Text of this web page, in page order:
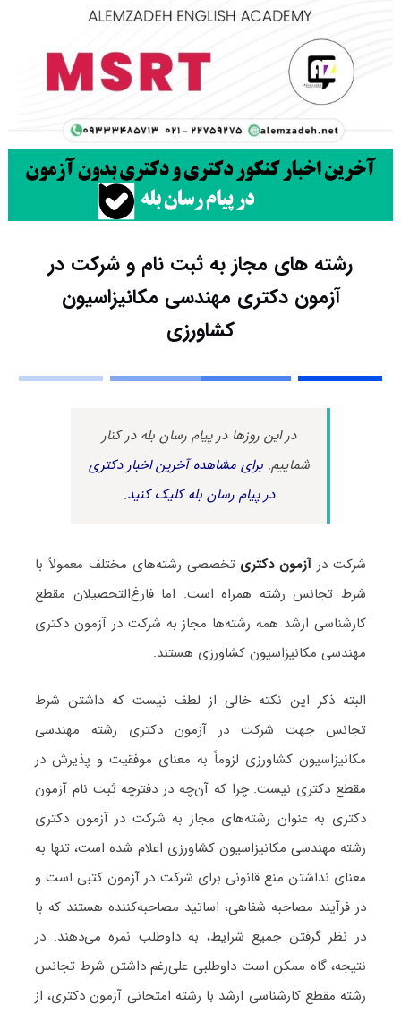
رشته های مجاز به ثبت نام و شرکت در
آزمون دکتری مهندسی مکانیزاسیون
کشاورزی
در این روزها در پیام رسان بله در کنار
شماییم.برای مشاهده آخرین اخبار دکتری
در پیام رسان بله کلیک کنید.
شرکت درآزمون دکتری تخصصی رشته‌های مختلف معمولاً با
شرط تجانس رشته همراه است. اما فارغ‌التحصیلان مقطع
کارشناسی ارشد همه رشته‌ها مجاز به شرکت در آزمون دکتری
مهندسی مکانیزاسیون کشاورزی هستند.
البته ذکر این نکته خالی از لطف نیست که داشتن شرط
تجانس جهت شرکت در آزمون دکتری رشته مهندسی
مکانیزاسیون کشاورزی لزوماً به معنای موفقیت و پذیرش در
مقطع دکتری نیست. چرا که آن‌چه در دفترچه ثبت نام آزمون
دکتری به عنوان رشته‌های مجاز به شرکت در آزمون دکتری
رشته مهندسی مکانیزاسیون کشاورزی اعلام شده است، تنها به
معنای نداشتن منع قانونی برای شرکت در آزمون کتبی است و
در فرآیند مصاحبه شفاهی، اساتید مصاحبه‌کننده هستند که با
در نظر گرفتن جمیع شرایط، به داوطلب نمره می‌دهند. در
نتیجه، گاه ممکن است داوطلبی علی‌رغم داشتن شرط تجانس
رشته مقطع کارشناسی ارشد با رشته امتحانی آزمون دکتری، از